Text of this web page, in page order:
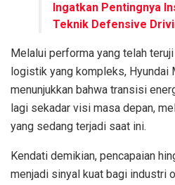
Ingatkan Pentingnya
Teknik Defensive
Melalui performa yang telah
logistik yang kompleks, Hyundai
menunjukkan bahwa transisi
lagi sekadar visi masa depan,
yang sedang terjadi saat ini.
Kendati demikian, pencapaian
menjadi sinyal kuat bagi industri